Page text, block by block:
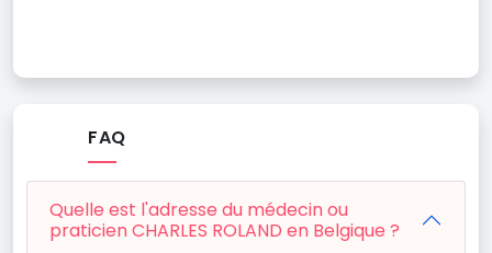
FAQ
Quelle est l'adresse du médecin ou
praticien CHARLES ROLAND en Belgique ?